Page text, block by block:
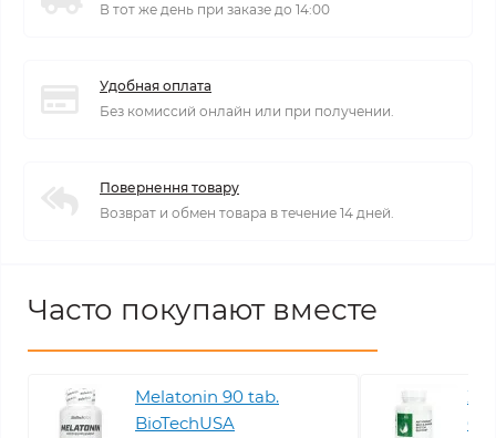
В тот же день при заказе до 14:00
Удобная оплата
Без комиссий онлайн или при получении.
Повернення товару
Возврат и обмен товара в течение 14 дней.
Часто покупают вместе
Melatonin 90 tab.
BioTechUSA
60